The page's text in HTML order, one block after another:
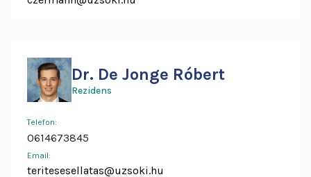
Dr. De Jonge Róbert
Rezidens
Telefon:
0614673845
Email:
teritesesellatas@uzsoki.hu